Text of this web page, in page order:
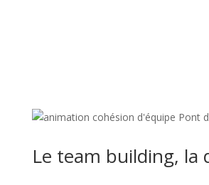
Le team building, la